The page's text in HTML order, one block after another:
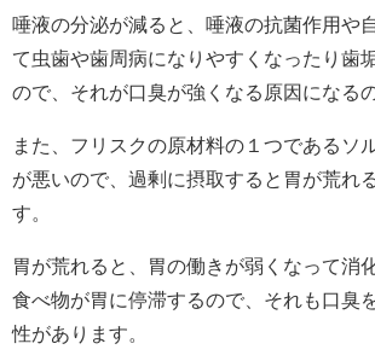
唾液の分泌が減ると、唾液の抗菌作用や
て虫歯や歯周病になりやすくなったり歯
ので、それが口臭が強くなる原因になる
また、フリスクの原材料の１つであるソ
が悪いので、過剰に摂取すると胃が荒れ
す。
胃が荒れると、胃の働きが弱くなって消
食べ物が胃に停滞するので、それも口臭
性があります。